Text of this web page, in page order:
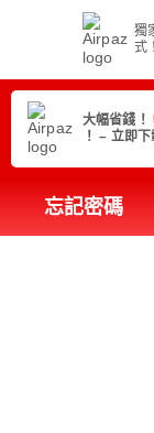
獨
式
大幅省錢！
！ – 立即
忘記密碼